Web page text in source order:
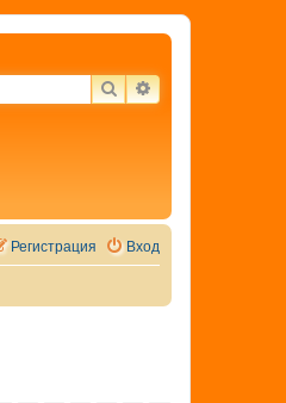
ПОИСКРАСШИРЕННЫЙ
Вход
Регистрация